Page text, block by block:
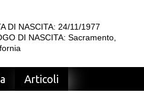
DI NASCITA: 24/11/1977
DI NASCITA: Sacramento,
Articoli